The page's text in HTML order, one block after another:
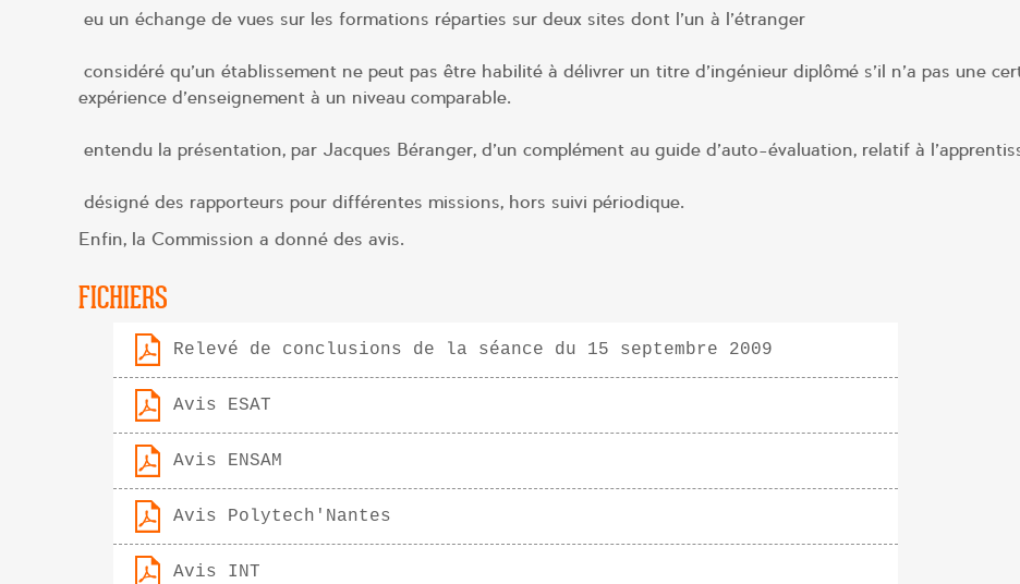
eu un échange de vues sur les formations réparties sur deux sites dont l’un à l’étranger
considéré qu’un établissement ne peut pas être habilité à délivrer un titre d’ingénieur diplômé s’il n’a pas une
expérience d’enseignement à un niveau comparable.
entendu la présentation, par Jacques Béranger, d’un complément au guide d’auto-évaluation, relatif à
désigné des rapporteurs pour différentes missions, hors suivi périodique.
Enfin, la Commission a donné des avis.
FICHIERS
Relevé de conclusions de la séance du 15 septembre 2009
Avis ESAT
Avis ENSAM
Avis Polytech'Nantes
Avis INT